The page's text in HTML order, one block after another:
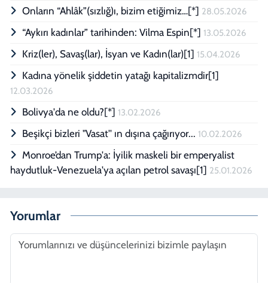
Onların “Ahlâk”(sızlığ)ı, bizim etiğimiz…[*] 28.05.2026
“Aykırı kadınlar” tarihinden: Vilma Espin[*] 13.05.2026
Kriz(ler), Savaş(lar), İsyan ve Kadın(lar)[1] 15.04.2026
Kadına yönelik şiddetin yatağı kapitalizmdir[1]
12.03.2026
Bolivya'da ne oldu?[*] 13.02.2026
Beşikçi bizleri "Vasat'' ın dışına çağırıyor... 10.02.2026
Monroe’dan Trump'a: İyilik maskeli bir emperyalist
haydutluk-Venezuela'ya açılan petrol savaşı[1] 25.01.2026
Yorumlar